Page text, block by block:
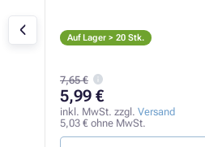
Auf Lager > 20 Stk.
7,65 €
5,99 €
inkl. MwSt. zzgl. Versand
5,03 € ohne MwSt.